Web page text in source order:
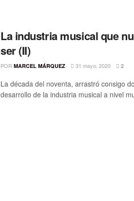
La industria musical que
ser (II)
POR MARCEL MÁRQUEZ 31 mayo, 2020 2
La década del noventa, arrastró consigo
desarrollo de la industria musical a nivel